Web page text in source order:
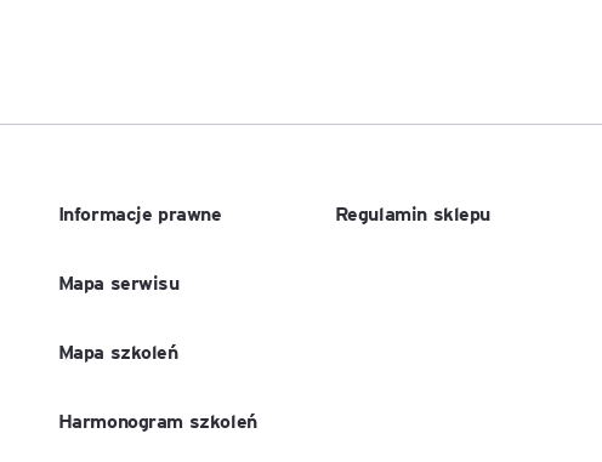
Informacje prawne
Mapa serwisu
Mapa szkoleń
Harmonogram szkoleń
Regulamin sklepu